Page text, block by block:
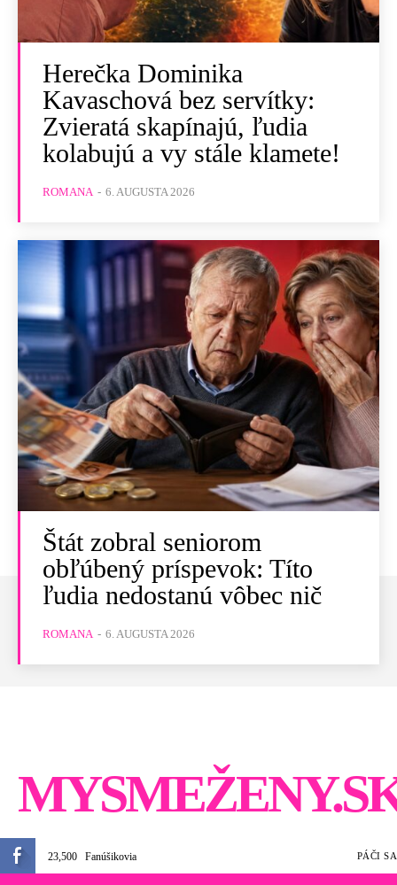
Herečka Dominika
Kavaschová bez servítky:
Zvieratá skapínajú, ľudia
kolabujú a vy stále klamete!
ROMANA - 6. AUGUSTA 2026
Štát zobral seniorom
obľúbený príspevok: Títo
ľudia nedostanú vôbec nič
ROMANA - 6. AUGUSTA 2026
23,500 Fanúšikovia PÁČI SA